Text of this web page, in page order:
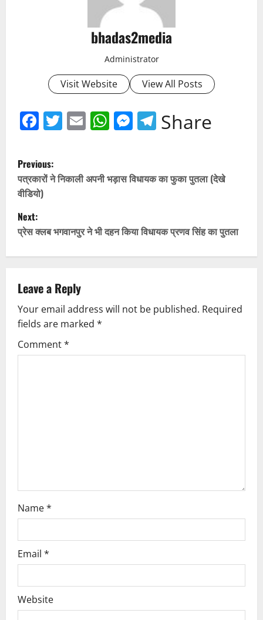
bhadas2media
Administrator
Visit Website View All Posts
Facebook
Twitter
EmailWhatsApp
Messenger
Telegram
Share
P
o
s
t
n
a
v
i
g
Previous:
पत्रकारों ने निकाली अपनी भड़ास विधायक का फुका पुतला (देखे
वीडियो)
Next:
प्रेस क्लब भगवानपुर ने भी दहन किया विधायक प्रणव सिंह का पुतला
Leave a Reply
Your email address will not be published. Required
fields are marked *
Comment*
Name*
Email *
Website